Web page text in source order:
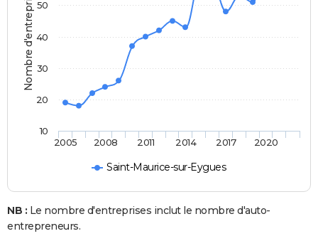
Nombre d'entreprises
Saint-Maurice-sur-Eygues
2005 2008 2011 2014 2017 2020
10
20
30
40
50
NB : Le nombre d'entreprises inclut le nombre d'auto-
entrepreneurs.